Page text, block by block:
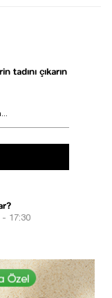
tadını çıkarın
17:30